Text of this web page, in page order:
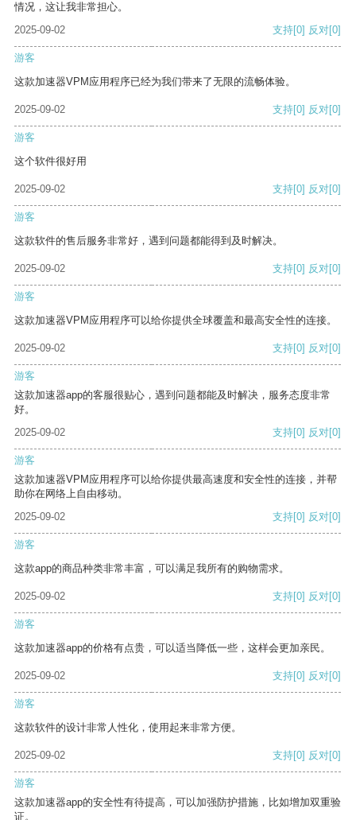
情况，这让我非常担心。
2025-09-02
支持[0] 反对[0]
游客
这款加速器VPM应用程序已经为我们带来了无限的流畅体验。
2025-09-02 支持[0] 反对[0]
游客
这个软件很好用
2025-09-02 支持[0] 反对[0]
游客
这款软件的售后服务非常好，遇到问题都能得到及时解决。
2025-09-02 支持[0] 反对[0]
游客
这款加速器VPM应用程序可以给你提供全球覆盖和最高安全性的连接。
2025-09-02 支持[0] 反对[0]
游客
这款加速器app的客服很贴心，遇到问题都能及时解决，服务态度非常
好。
2025-09-02
支持[0] 反对[0]
游客
这款加速器VPM应用程序可以给你提供最高速度和安全性的连接，并帮
助你在网络上自由移动。
2025-09-02
支持[0] 反对[0]
游客
这款app的商品种类非常丰富，可以满足我所有的购物需求。
2025-09-02 支持[0] 反对[0]
游客
这款加速器app的价格有点贵，可以适当降低一些，这样会更加亲民。
2025-09-02 支持[0] 反对[0]
游客
这款软件的设计非常人性化，使用起来非常方便。
2025-09-02 支持[0] 反对[0]
游客
这款加速器app的安全性有待提高，可以加强防护措施，比如增加双重验
证。